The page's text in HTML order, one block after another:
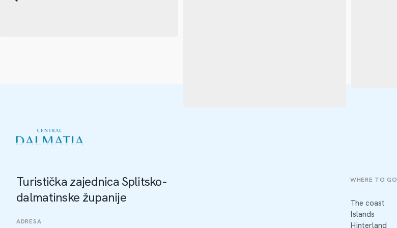
Turistička zajednica Splitsko-
dalmatinske županije
ADRESA
WHERE TO GO
The coast
Islands
Hinterland